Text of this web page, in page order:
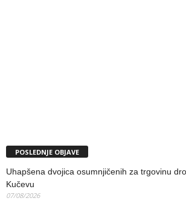
POSLEDNJE OBJAVE
Uhapšena dvojica osumnjičenih za trgovinu
Kučevu
07/08/2026